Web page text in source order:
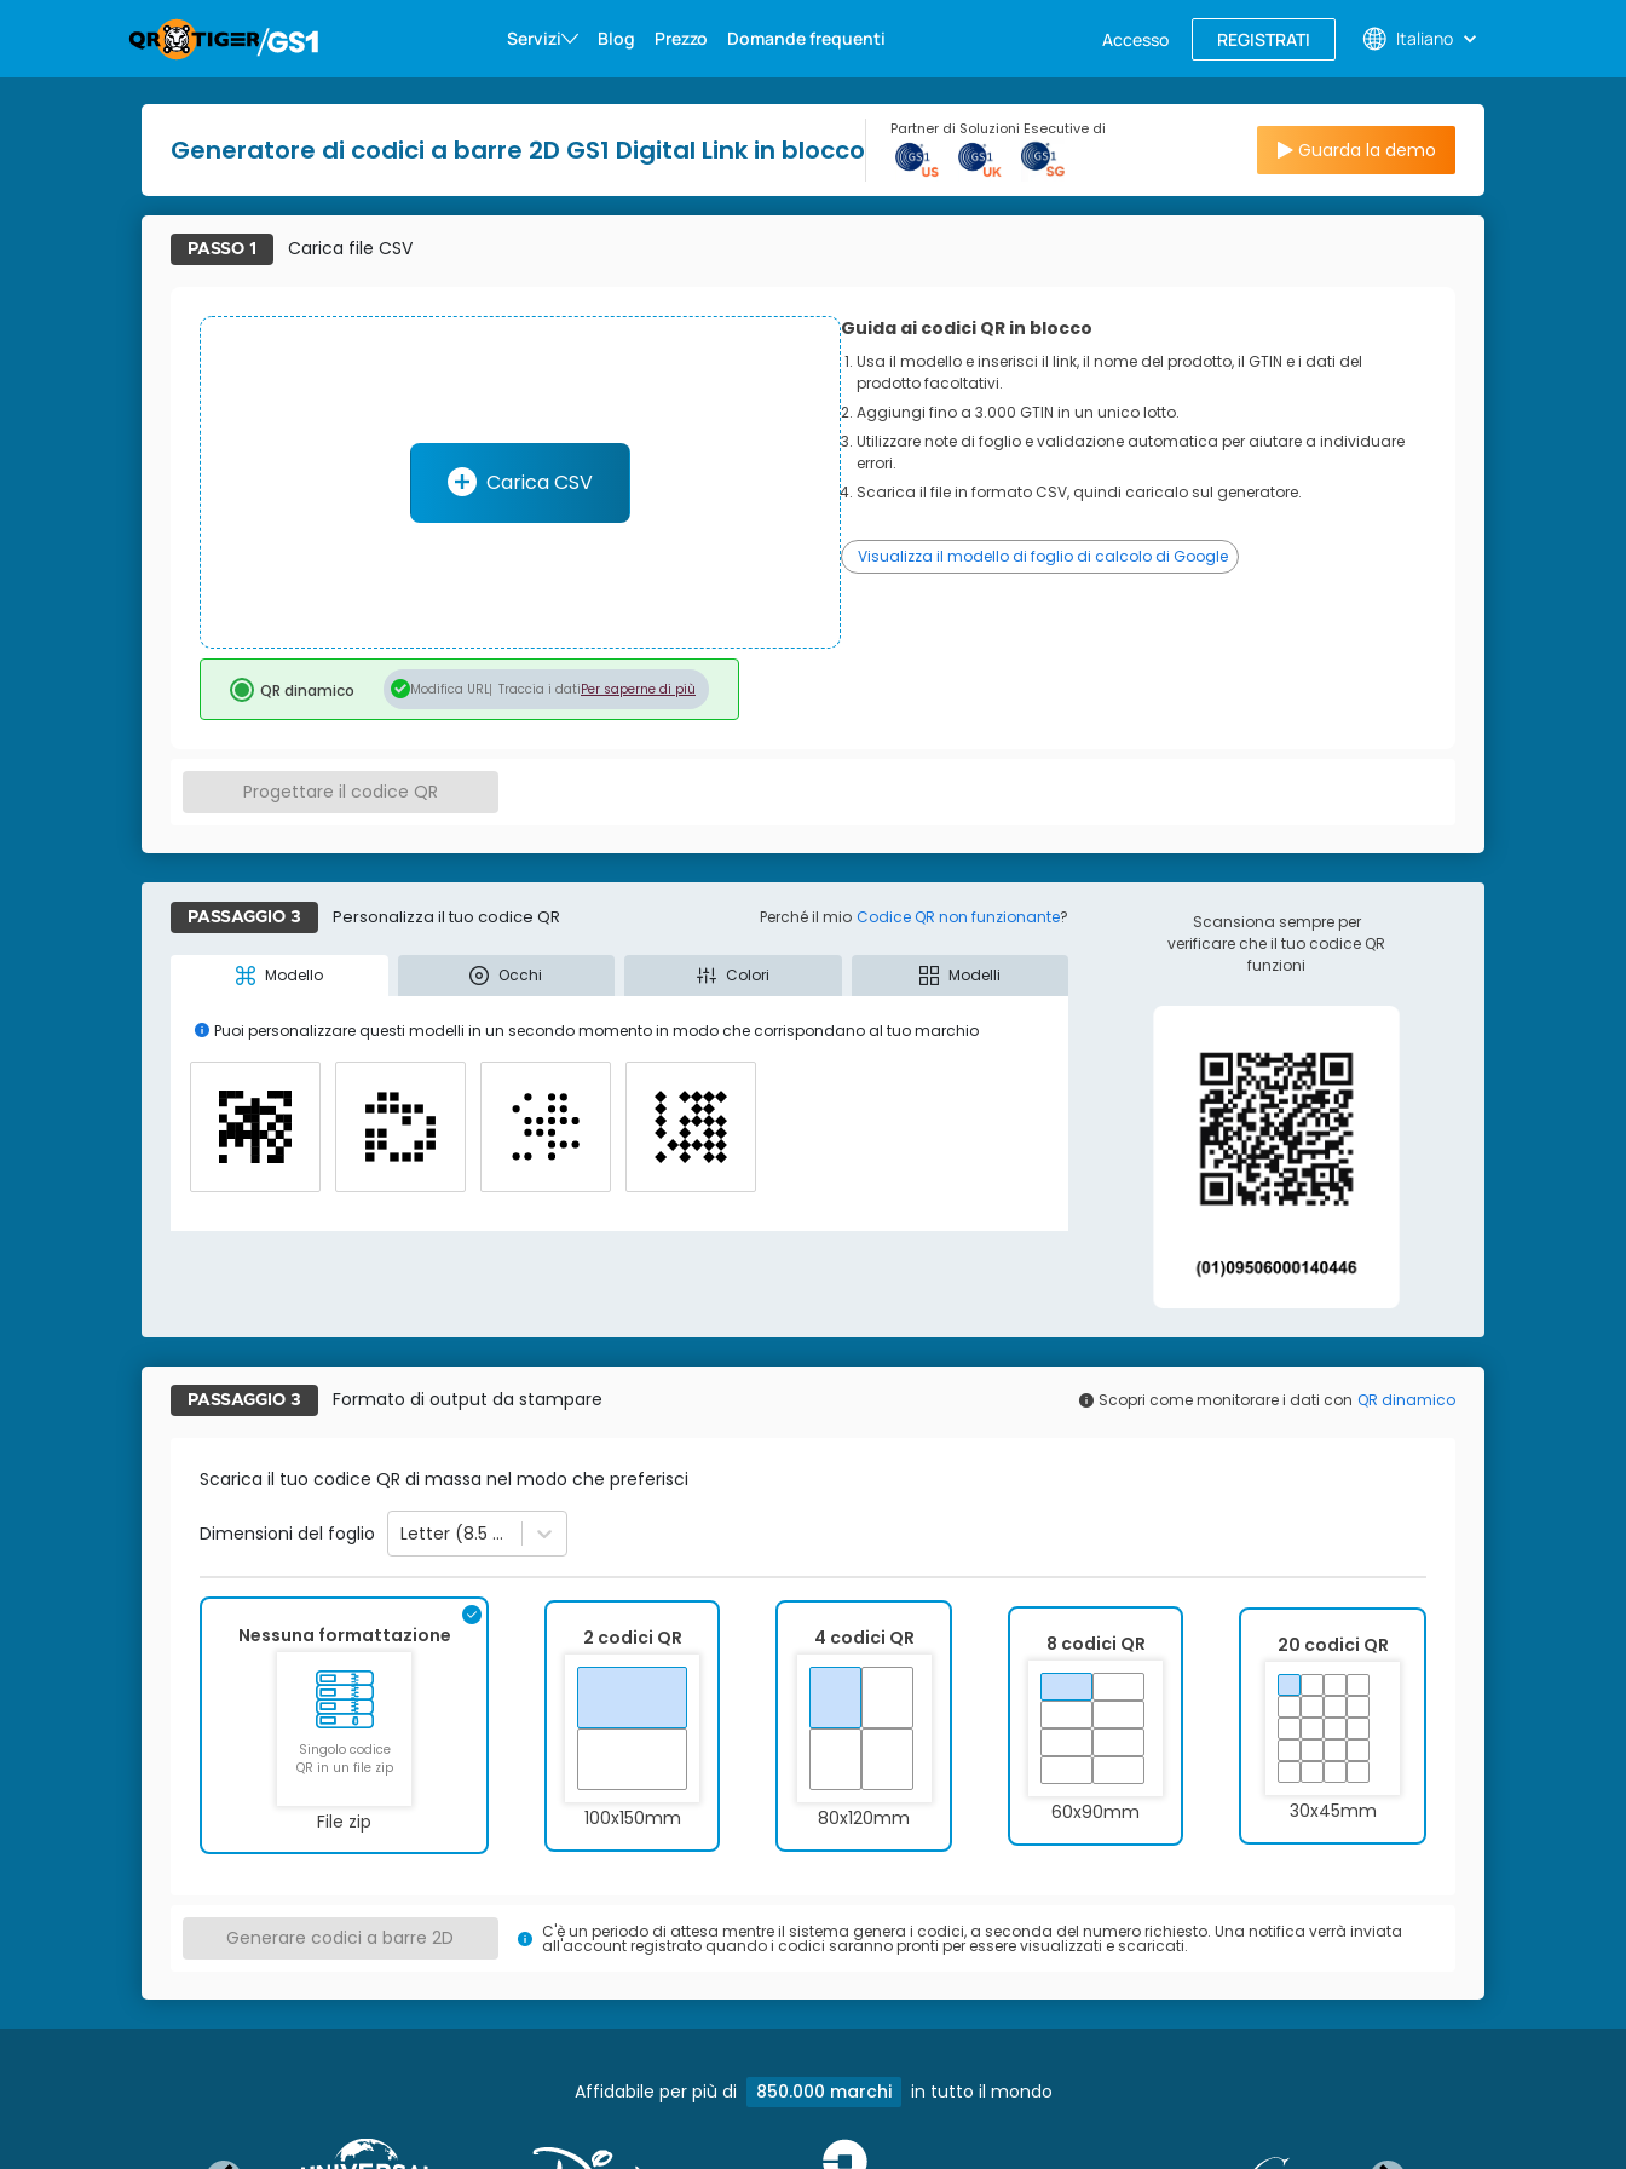
Servizi Blog Prezzo Domande frequenti Accesso REGISTRATI Italiano
Generatore di codici a barre 2D GS1 Digital Link in blocco
Partner di Soluzioni Esecutive di
Guarda la demo
PASSO 1 Carica file CSV
Carica CSV
QR dinamico Modifica URL Traccia i datiPer saperne di più
Guida ai codici QR in blocco
Usa il modello e inserisci il link, il nome del prodotto, il GTIN e i dati del
prodotto facoltativi.
Aggiungi fino a 3.000 GTIN in un unico lotto.
Utilizzare note di foglio e validazione automatica per aiutare a individuare
errori.
Scarica il file in formato CSV, quindi caricalo sul generatore.
Visualizza il modello di foglio di calcolo di Google
Progettare il codice QR
PASSAGGIO 3 Personalizza il tuo codice QR Perché il mio Codice QR non funzionante?
Modello Occhi Colori Modelli
Puoi personalizzare questi modelli in un secondo momento in modo che corrispondano al tuo marchio
Scansiona sempre per
verificare che il tuo codice QR
funzioni
PASSAGGIO 3 Formato di output da stampare Scopri come monitorare i dati con QR dinamico
Scarica il tuo codice QR di massa nel modo che preferisci
Dimensioni del foglio Letter (8.5 x 11 in)
Nessuna formattazione
Singolo codice
QR in un file zip
File zip
2 codici QR
100x150mm
4 codici QR
80x120mm
8 codici QR
60x90mm
20 codici QR
30x45mm
Generare codici a barre 2D C'è un periodo di attesa mentre il sistema genera i codici, a seconda del numero richiesto. Una notifica verrà inviata
all'account registrato quando i codici saranno pronti per essere visualizzati e scaricati.
Affidabile per più di 850.000 marchi in tutto il mondo